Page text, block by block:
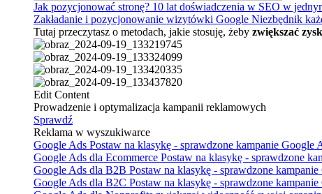
Jak pozycjonować stronę? 10 lat doświadczenia w SEO w
Zakładanie i pozycjonowanie wizytówki Google Niezbędnik
Tutaj przeczytasz o metodach, jakie stosuję, żeby zwiększać
Edit Content
Prowadzenie i optymalizacja kampanii reklamowych
Sprawdź
Reklama w wyszukiwarce
Google Ads Postaw na klasykę - sprawdzone kampanie Google
Google Ads dla Ecommerce Postaw na klasykę - sprawdzone
Google Ads dla B2B Postaw na klasykę - sprawdzone
Google Ads dla B2C Postaw na klasykę - sprawdzone